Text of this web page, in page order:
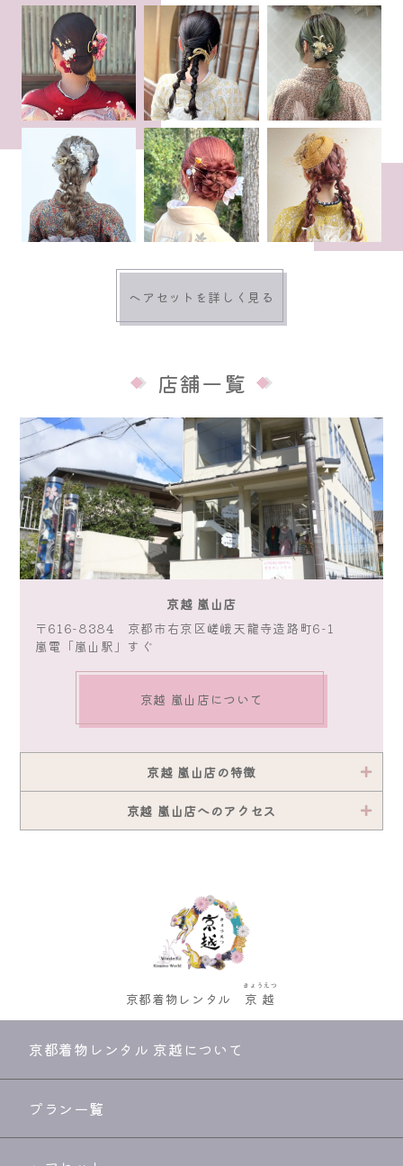
ヘアセットを詳しく見る
店舗一覧
京越 嵐山店
〒616-8384 京都市右京区嵯峨天龍寺造路町6-1
嵐電「嵐山駅」すぐ
京越 嵐山店について
京越 嵐山店の特徴
京越 嵐山店へのアクセス
京都着物レンタル 京越
きょうえつ
京都着物レンタル 京越について
プラン一覧